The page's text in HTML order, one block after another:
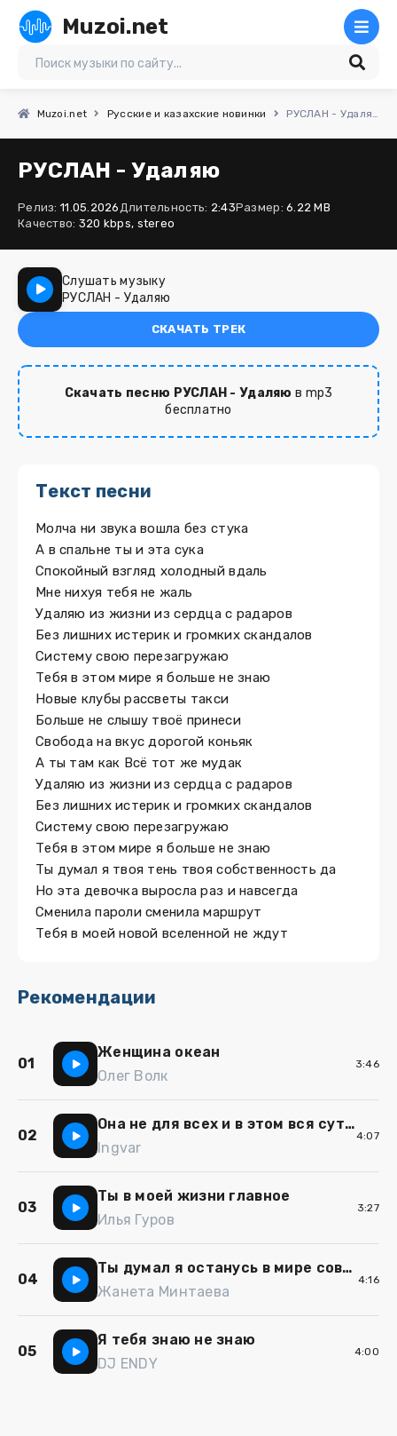
Muzoi.net
Muzoi.net Русские и казахские новинки РУСЛАН - Удаляю
РУСЛАН - Удаляю
Релиз: 11.05.2026Длительность: 2:43Размер: 6.22 MB
Качество: 320 kbps, stereo
Слушать музыку
РУСЛАН - Удаляю
СКАЧАТЬ ТРЕК
Скачать песню РУСЛАН - Удаляю в mp3
бесплатно
Текст песни
Молча ни звука вошла без стука
А в спальне ты и эта сука
Спокойный взгляд холодный вдаль
Мне нихуя тебя не жаль
Удаляю из жизни из сердца с радаров
Без лишних истерик и громких скандалов
Систему свою перезагружаю
Тебя в этом мире я больше не знаю
Новые клубы рассветы такси
Больше не слышу твоё принеси
Свобода на вкус дорогой коньяк
А ты там как Всё тот же мудак
Удаляю из жизни из сердца с радаров
Без лишних истерик и громких скандалов
Систему свою перезагружаю
Тебя в этом мире я больше не знаю
Ты думал я твоя тень твоя собственность да
Но эта девочка выросла раз и навсегда
Сменила пароли сменила маршрут
Тебя в моей новой вселенной не ждут
Рекомендации
01
Женщина океан
Олег Волк
3:46
02
Она не для всех и в этом вся суть (Полная версия)
Ingvar
4:07
03
Ты в моей жизни главное
Илья Гуров
3:27
04
Ты думал я останусь в мире совсем одна
Жанета Минтаева
4:16
05
Я тебя знаю не знаю
DJ ENDY
4:00